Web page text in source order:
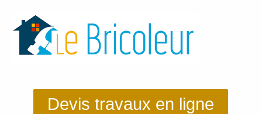
Devis travaux en ligne